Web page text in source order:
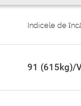
Indicele de
91 (615kg)/